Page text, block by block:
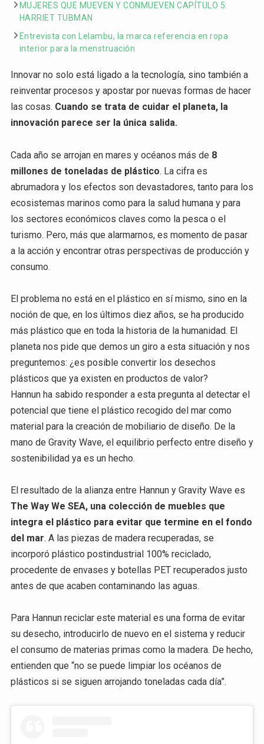
MUJERES QUE MUEVEN Y CONMUEVEN CAPÍTULO 5:
HARRIET TUBMAN
Entrevista con Lelambu, la marca referencia en ropa
interior para la menstruación
Innovar no solo está ligado a la tecnología, sino también a
reinventar procesos y apostar por nuevas formas de hacer
las cosas. Cuando se trata de cuidar el planeta, la
innovación parece ser la única salida.
Cada año se arrojan en mares y océanos más de 8
millones de toneladas de plástico. La cifra es
abrumadora y los efectos son devastadores, tanto para los
ecosistemas marinos como para la salud humana y para
los sectores económicos claves como la pesca o el
turismo. Pero, más que alarmarnos, es momento de pasar
a la acción y encontrar otras perspectivas de producción y
consumo.
El problema no está en el plástico en sí mismo, sino en la
noción de que, en los últimos diez años, se ha producido
más plástico que en toda la historia de la humanidad. El
planeta nos pide que demos un giro a esta situación y nos
preguntemos: ¿es posible convertir los desechos
plásticos que ya existen en productos de valor?
Hannun ha sabido responder a esta pregunta al detectar el
potencial que tiene el plástico recogido del mar como
material para la creación de mobiliario de diseño. De la
mano de Gravity Wave, el equilibrio perfecto entre diseño y
sostenibilidad ya es un hecho.
El resultado de la alianza entre Hannun y Gravity Wave es
The Way We SEA, una colección de muebles que
integra el plástico para evitar que termine en el fondo
del mar. A las piezas de madera recuperadas, se
incorporó plástico postindustrial 100% reciclado,
procedente de envases y botellas PET recuperados justo
antes de que acaben contaminando las aguas.
Para Hannun reciclar este material es una forma de evitar
su desecho, introducirlo de nuevo en el sistema y reducir
el consumo de materias primas como la madera. De hecho,
entienden que “no se puede limpiar los océanos de
plásticos si se siguen arrojando toneladas cada día”.